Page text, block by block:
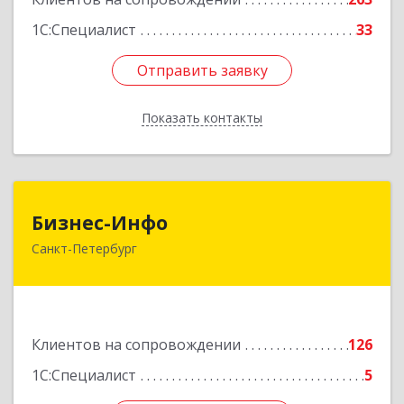
1С:Специалист
33
Отправить заявку
Показать контакты
Отправить заявку
Назад
Бизнес-Инфо
Санкт-Петербург
Клиентов на сопровождении
126
1С:Специалист
5
191119, Санкт-Петербург г, Константина
Подробнее